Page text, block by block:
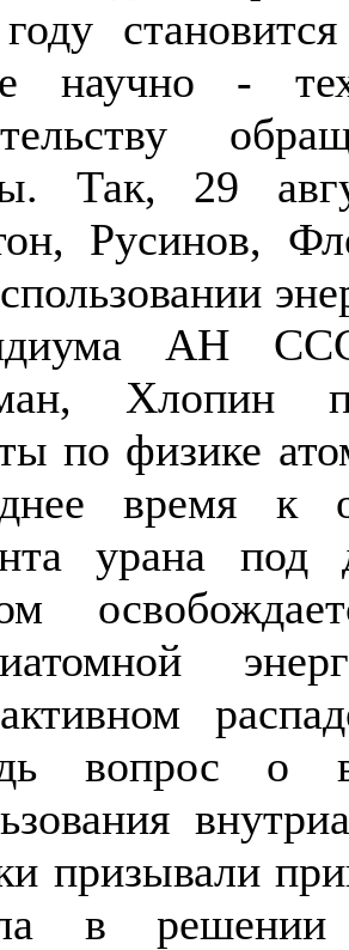
научно -
Так, 29
Русинов,
АН
Хлопин
по физике
время к
урана под
вопрос о
призывали
в